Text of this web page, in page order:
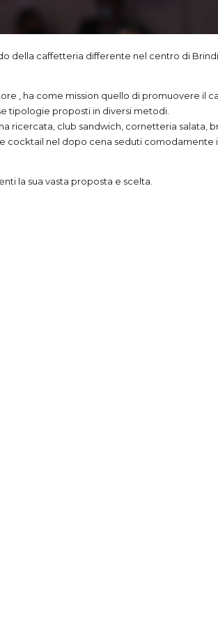
della caffetteria differente nel centro di
, ha come mission quello di promuovere il
tipologie proposti in diversi metodi.
ricercata, club sandwich, cornetteria salata,
cocktail nel dopo cena seduti comodamente
la sua vasta proposta e scelta.